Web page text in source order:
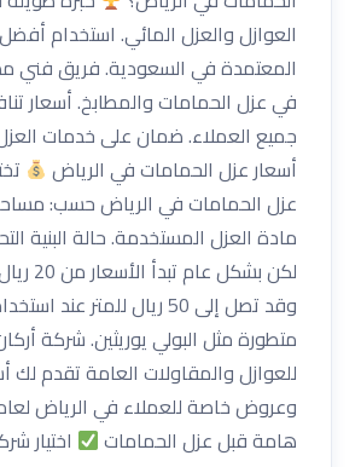
العوازل والعزل المائي. استخدام
المعتمدة في السعودية. فريق
في عزل الحمامات والمطابخ. أسعار
جميع العملاء. ضمان على خدمات
أسعار عزل الحمامات في الرياض
عزل الحمامات في الرياض حسب:
مادة العزل المستخدمة. حالة البنية
لكن بشكل
وقد تصل إلى 50 ريال للمتر عند
متطورة مثل البولي يوريثين. شركة
للعوازل والمقاولات العامة تقدم لك
هامة قبل عزل الحمامات
اختيار